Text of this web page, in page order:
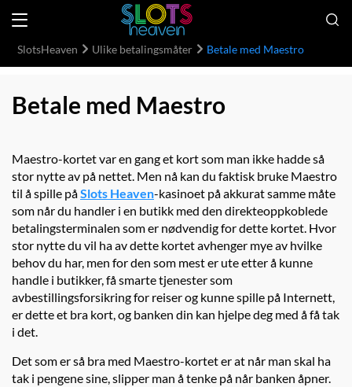
SlotsHeaven Ulike betalingsmåter Betale med Maestro
Betale med Maestro
Maestro-kortet var en gang et kort som man ikke hadde så
stor nytte av på nettet. Men nå kan du faktisk bruke Maestro
til å spille påSlots Heaven-kasinoet på akkurat samme måte
som når du handler i en butikk med den direkteoppkoblede
betalingsterminalen som er nødvendig for dette kortet. Hvor
stor nytte du vil ha av dette kortet avhenger mye av hvilke
behov du har, men for den som mest er ute etter å kunne
handle i butikker, få smarte tjenester som
avbestillingsforsikring for reiser og kunne spille på Internett,
er dette et bra kort, og banken din kan hjelpe deg med å få tak
i det.
Det som er så bra med Maestro-kortet er at når man skal ha
tak i pengene sine, slipper man å tenke på når banken åpner.